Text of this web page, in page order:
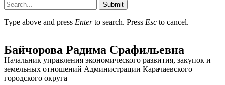
Submit
Type above and press Enterto search. Press Esc to cancel.
Байчорова Радима Срафильевна
Начальник управления экономического развития, закупок и
земельных отношений Администрации Карачаевского
городского округа